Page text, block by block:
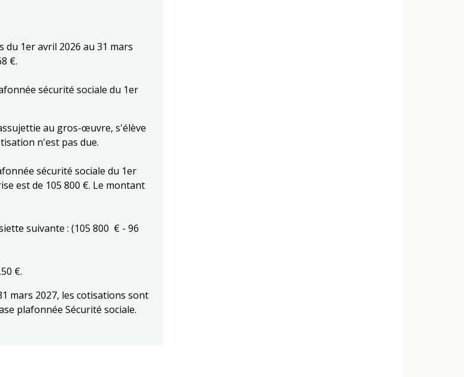
du 1er avril 2026 au 31 mars
€.
sécurité sociale du 1er
au gros-œuvre, s'élève
n'est pas due.
sécurité sociale du 1er
est de 105 800 €. Le montant
suivante : (105 800 € - 96
€.
mars 2027, les cotisations sont
plafonnée Sécurité sociale.